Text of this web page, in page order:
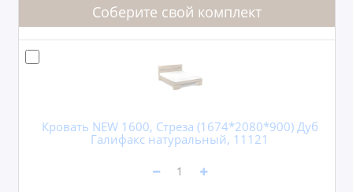
Соберите свой комплект
Кровать NEW 1600, Стреза (1674*2080*900) Дуб
Галифакс натуральный, 11121